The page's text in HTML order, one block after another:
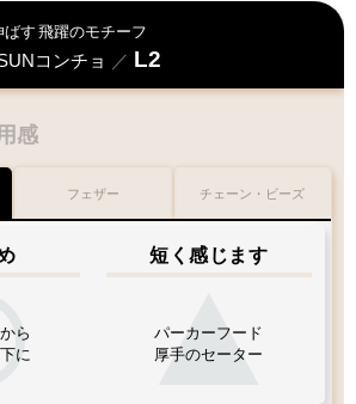
ばす 飛躍のモチーフ
コンチョ ／ L2
感
ら
に
短く感じます
パーカーフード
厚手のセーター
フェザー チェーン・ビーズ